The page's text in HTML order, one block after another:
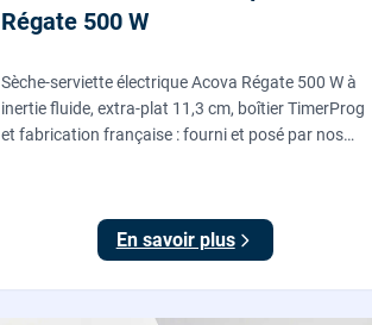
Régate 500 W
Sèche-serviette électrique Acova Régate 500 W à
inertie fluide, extra-plat 11,3 cm, boîtier TimerProg
et fabrication française : fourni et posé par nos
En savoir plus